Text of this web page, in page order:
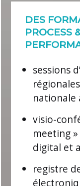
DES
PROCESS
sessions
nationale
visio-
meeting
digital et
registre